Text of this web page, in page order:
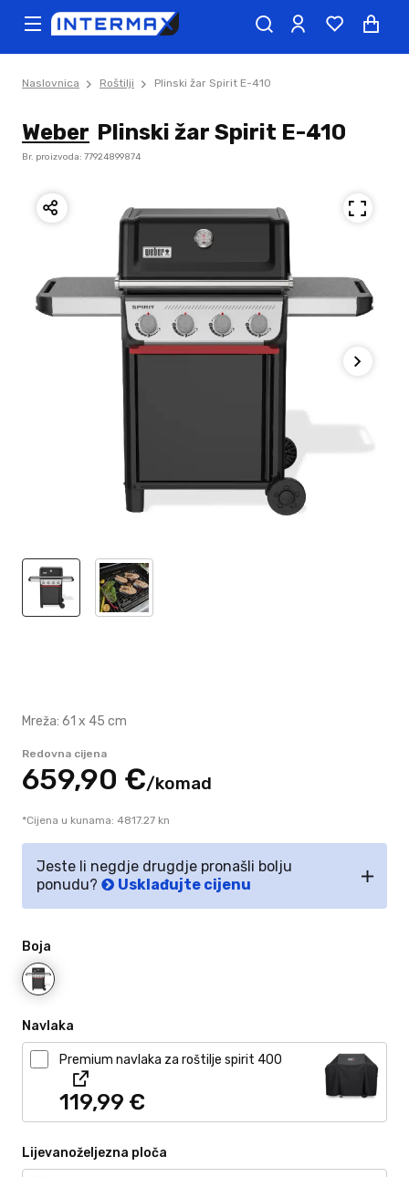
Naslovnica Roštilji Plinski žar Spirit E-410
Weber Plinski žar Spirit E-410
Br. proizvoda: 77924899874
Mreža: 61 x 45 cm
Redovna cijena
659,90 €/komad
*Cijena u kunama: 4817.27 kn
Jeste li negdje drugdje pronašli bolju
ponudu?
Usklađujte cijenu
Boja
Navlaka
Premium navlaka za roštilje spirit 400
119,99 €
Lijevanoželjezna ploča